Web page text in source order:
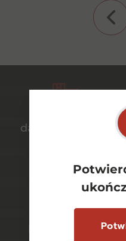
darmowa dostawa
bezpieczne
płatności online